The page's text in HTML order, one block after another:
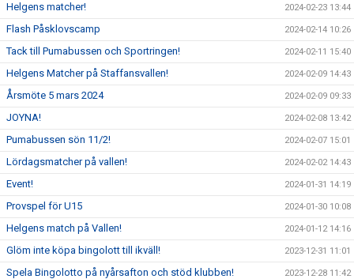
Helgens matcher! 2024-02-23 13:44
Flash Påsklovscamp 2024-02-14 10:26
Tack till Pumabussen och Sportringen! 2024-02-11 15:40
Helgens Matcher på Staffansvallen! 2024-02-09 14:43
Årsmöte 5 mars 2024 2024-02-09 09:33
JOYNA! 2024-02-08 13:42
Pumabussen sön 11/2! 2024-02-07 15:01
Lördagsmatcher på vallen! 2024-02-02 14:43
Event! 2024-01-31 14:19
Provspel för U15 2024-01-30 10:08
Helgens match på Vallen! 2024-01-12 14:16
Glöm inte köpa bingolott till ikväll! 2023-12-31 11:01
Spela Bingolotto på nyårsafton och stöd klubben! 2023-12-28 11:42